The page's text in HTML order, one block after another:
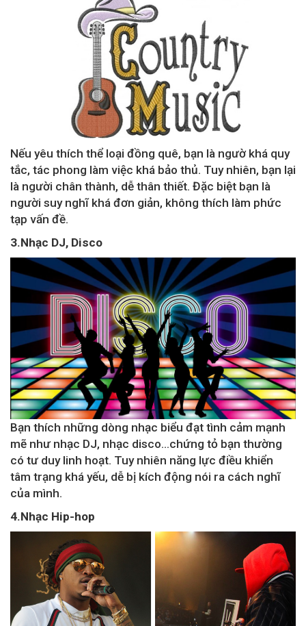
Nếu yêu thích thể loại đồng quê, bạn là ngườ khá quy
tắc, tác phong làm việc khá bảo thủ. Tuy nhiên, bạn lại
là người chân thành, dễ thân thiết. Đặc biệt bạn là
người suy nghĩ khá đơn giản, không thích làm phức
tạp vấn đề.
3.Nhạc DJ, Disco
Bạn thích những dòng nhạc biểu đạt tình cảm mạnh
mẽ như nhạc DJ, nhạc disco…chứng tỏ bạn thường
có tư duy linh hoạt. Tuy nhiên năng lực điều khiển
tâm trạng khá yếu, dễ bị kích động nói ra cách nghĩ
của mình.
4.Nhạc Hip-hop